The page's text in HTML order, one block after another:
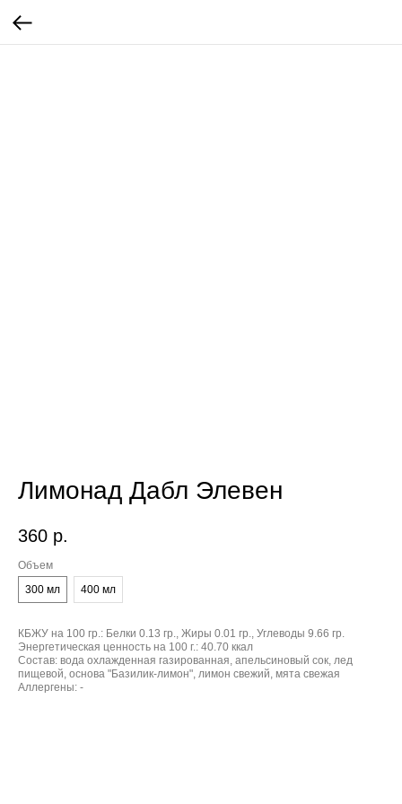
Лимонад Дабл Элевен
360 р.
Объем
300 мл
400 мл
КБЖУ на 100 гр.: Белки 0.13 гр., Жиры 0.01 гр., Углеводы 9.66 гр.
Энергетическая ценность на 100 г.: 40.70 ккал
Состав: вода охлажденная газированная, апельсиновый сок, лед
пищевой, основа "Базилик-лимон", лимон свежий, мята свежая
Аллергены: -